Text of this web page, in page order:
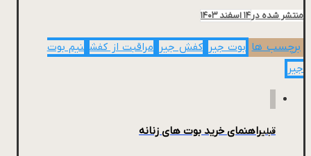
منتشر شده در۱۴ اسفند ۱۴۰۳
برچسب ها بوت جیر کفش جیر مراقبت از کفش نیم بوت
جیر
قبلیراهنمای خرید بوت های زنانه